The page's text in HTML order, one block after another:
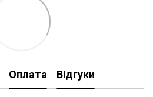
Оплата Відгуки